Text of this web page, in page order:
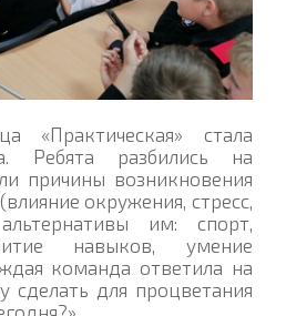
«Практическая» стала
Ребята разбились на
причины возникновения
окружения, стресс,
им: спорт,
навыков, умение
команда ответила на
сделать для процветания